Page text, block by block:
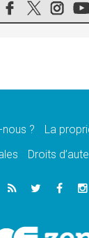
05.08.2026
L'Église en
en Argentine et au
générale: la
04.08.2026
Léon XIV invite les
Nigéria, attaques
? La
Droits